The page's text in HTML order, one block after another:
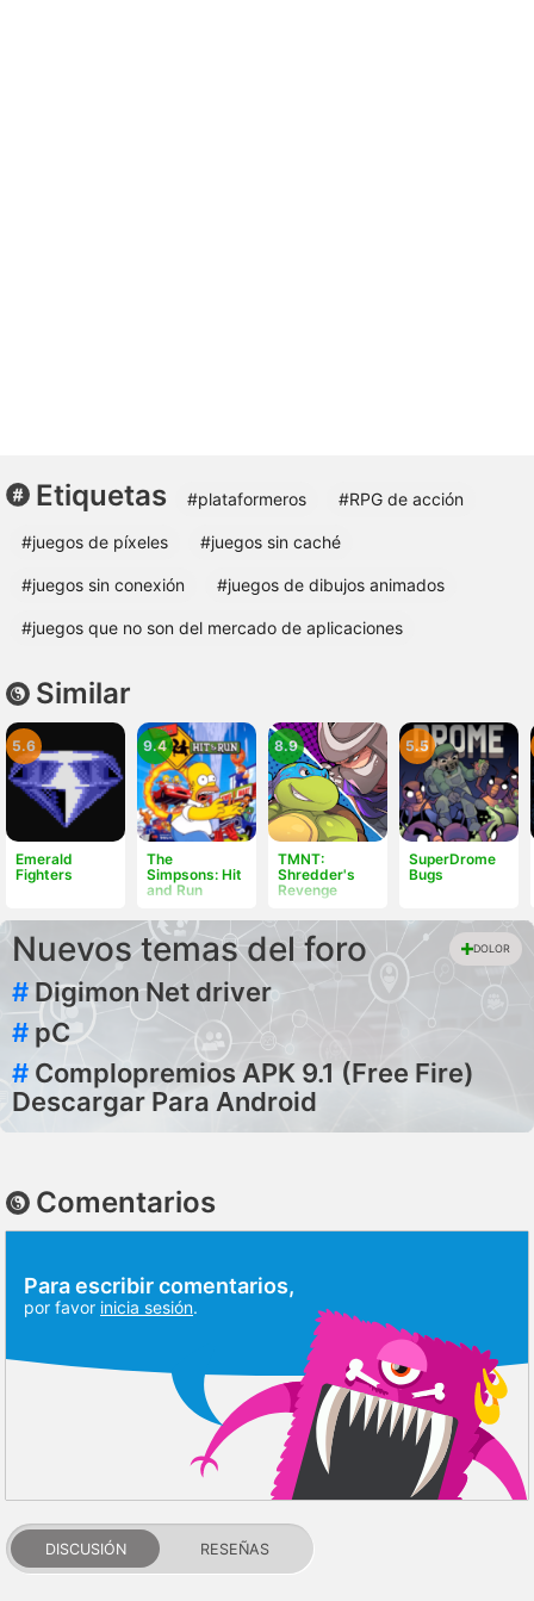
Etiquetas #plataformeros #RPG de acción
#juegos de píxeles #juegos sin caché
#juegos sin conexión #juegos de dibujos animados
#juegos que no son del mercado de aplicaciones
Similar
Emerald
Fighters
5.6
The
Simpsons: Hit
and Run
9.4
TMNT:
Shredder's
Revenge
8.9
SuperDrome
Bugs
5.5
Nuevos temas del foro DOLOR
# Digimon Net driver
# pC
# Complopremios APK 9.1 (Free Fire)
Descargar Para Android
Comentarios
Para escribir comentarios,
por favor inicia sesión.
DISCUSIÓN RESEÑAS